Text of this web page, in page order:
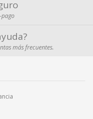
más frecuentes.